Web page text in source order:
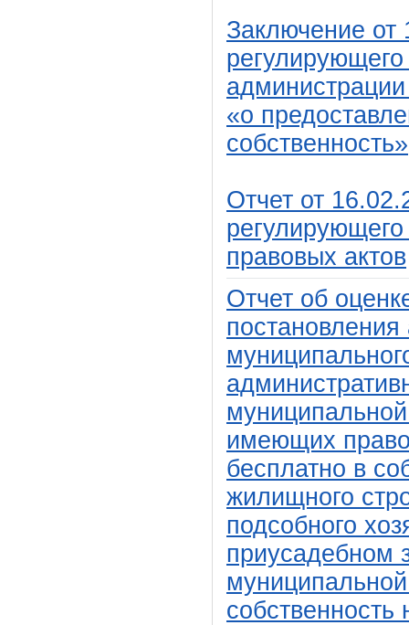
Заключение
«о
собственность»
Отчет от
правовых актов
Отчет об
имеющих право
бесплатно в
жилищного
подсобного
приусадебном
собственность